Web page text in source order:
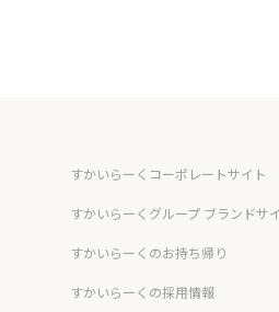
すかいらーくコーポレートサイト
すかいらーくグループ ブランドサ
すかいらーくのお持ち帰り
すかいらーくの採用情報